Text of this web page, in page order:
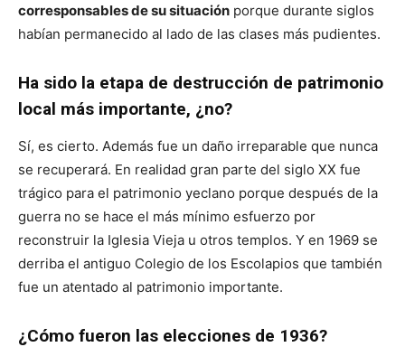
corresponsables de su situación porque durante siglos
habían permanecido al lado de las clases más pudientes.
Ha sido la etapa de destrucción de patrimonio
local más importante, ¿no?
Sí, es cierto. Además fue un daño irreparable que nunca
se recuperará. En realidad gran parte del siglo XX fue
trágico para el patrimonio yeclano porque después de la
guerra no se hace el más mínimo esfuerzo por
reconstruir la Iglesia Vieja u otros templos. Y en 1969 se
derriba el antiguo Colegio de los Escolapios que también
fue un atentado al patrimonio importante.
¿Cómo fueron las elecciones de 1936?